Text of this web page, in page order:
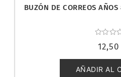
BUZÓN DE CORREOS
con
de
5
12,50
AÑADIR AL